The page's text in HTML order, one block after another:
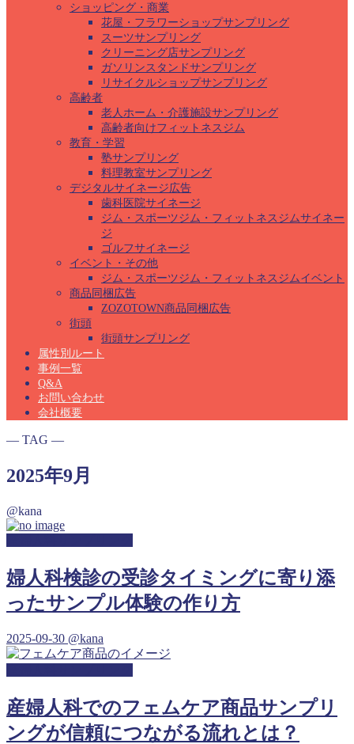
ショッピング・商業
花屋・フラワーショップサンプリング
スーツサンプリング
クリーニング店サンプリング
ガソリンスタンドサンプリング
リサイクルショップサンプリング
高齢者
老人ホーム・介護施設サンプリング
高齢者向けフィットネスジム
教育・学習
塾サンプリング
料理教室サンプリング
デジタルサイネージ広告
歯科医院サイネージ
ジム・スポーツジム・フィットネスジムサイネー
ジ
ゴルフサイネージ
イベント・その他
ジム・スポーツジム・フィットネスジムイベント
商品同梱広告
ZOZOTOWN商品同梱広告
街頭
街頭サンプリング
属性別ルート
事例一覧
Q&A
お問い合わせ
会社概要
― TAG ―
2025年9月
@kana
婦人科検診の受診タイミングに寄り添
ったサンプル体験の作り方
2025-09-30 @kana
産婦人科でのフェムケア商品サンプリ
ングが信頼につながる流れとは？